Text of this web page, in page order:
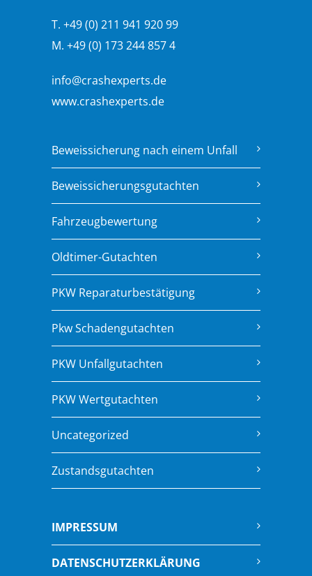
T. +49 (0) 211 941 920 99
M. +49 (0) 173 244 857 4
info@crashexperts.de
www.crashexperts.de
Beweissicherung nach einem Unfall
Beweissicherungsgutachten
Fahrzeugbewertung
Oldtimer-Gutachten
PKW Reparaturbestätigung
Pkw Schadengutachten
PKW Unfallgutachten
PKW Wertgutachten
Uncategorized
Zustandsgutachten
IMPRESSUM
DATENSCHUTZERKLÄRUNG